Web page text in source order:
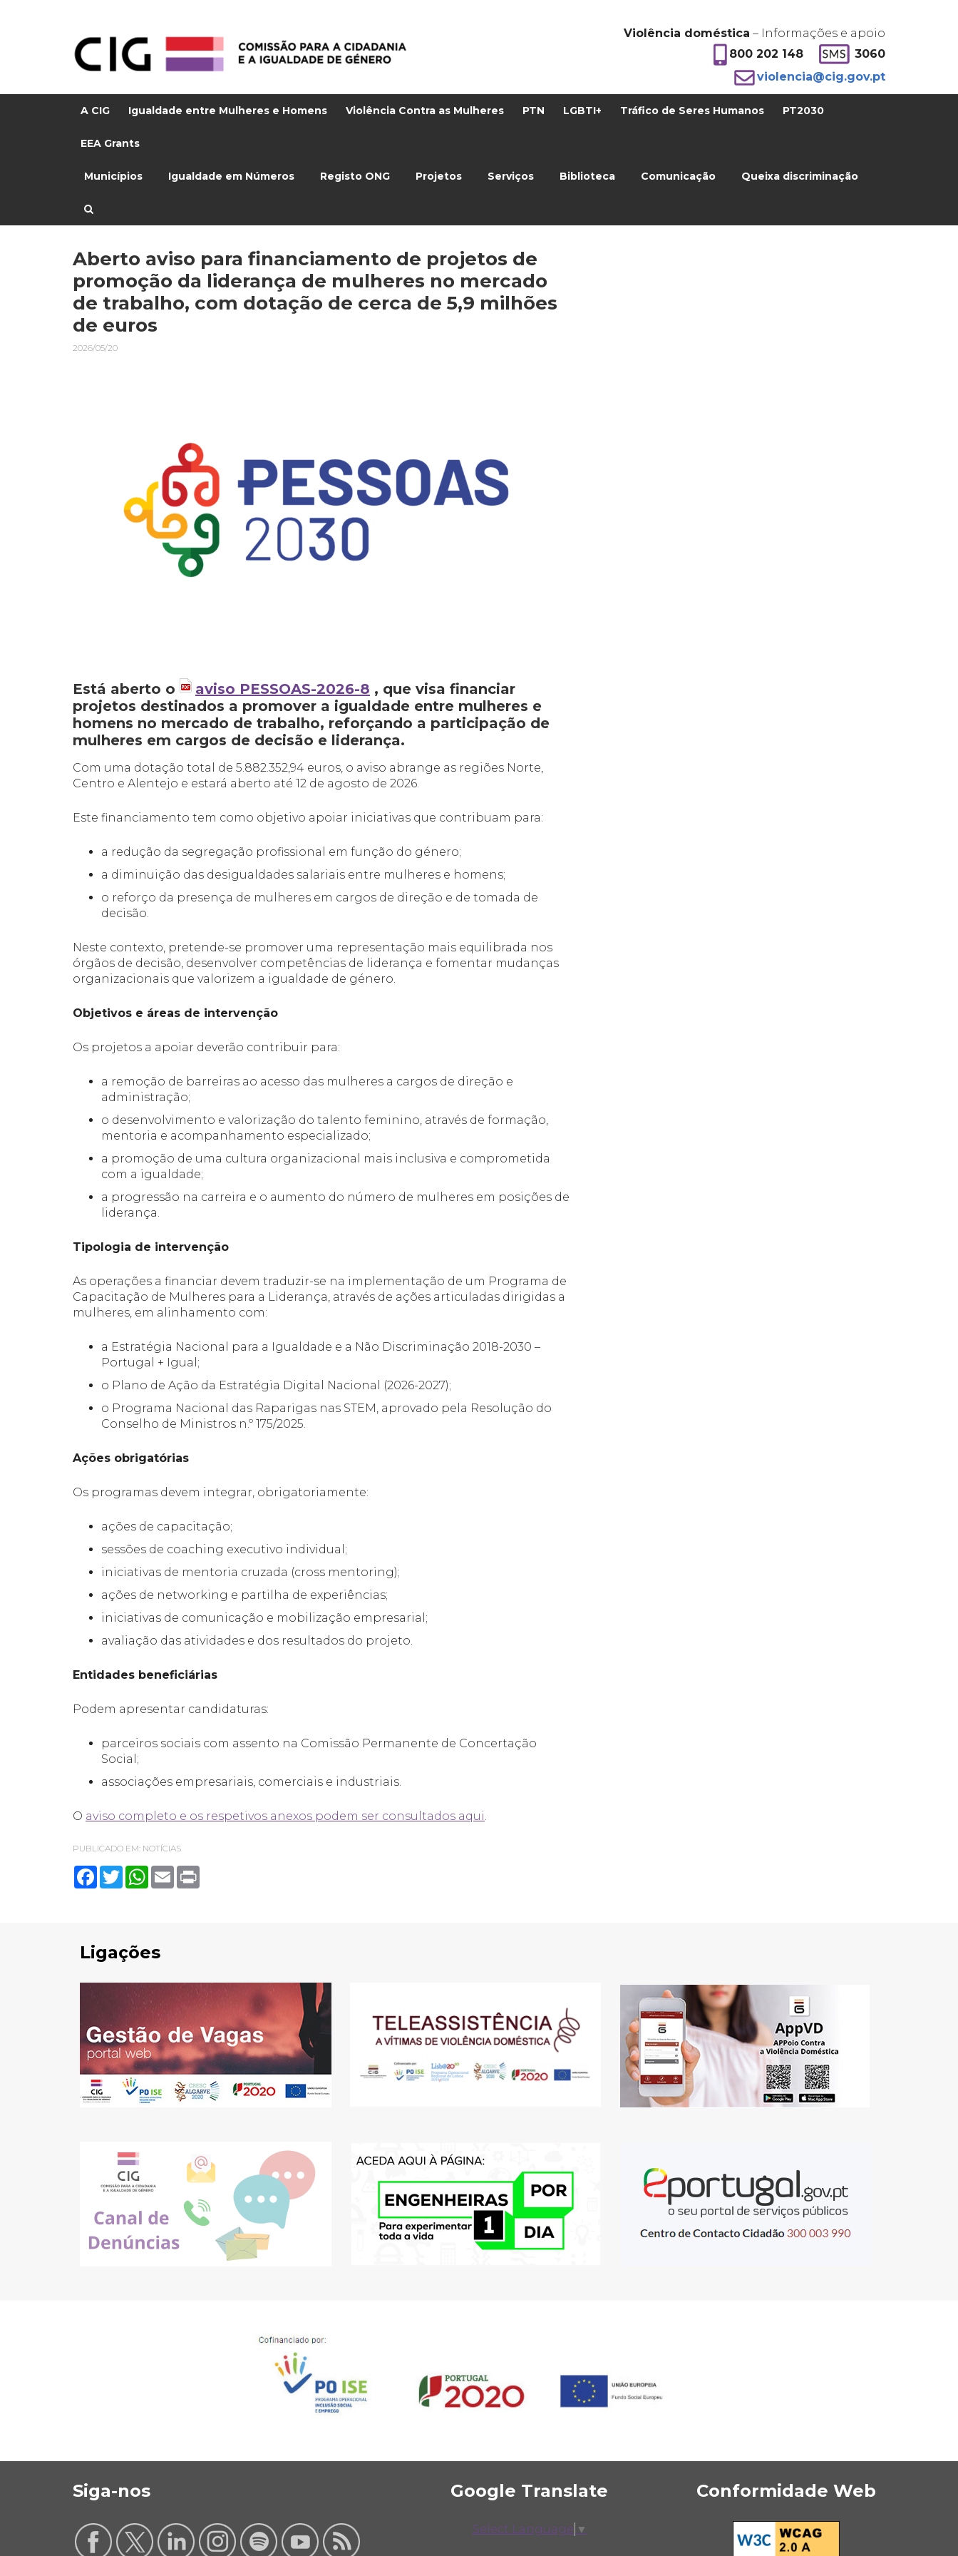
Violência doméstica – Informações e apoio
800 202 148
3060
violencia@cig.gov.pt
A CIG Igualdade entre Mulheres e Homens Violência Contra as Mulheres PTN LGBTI+ Tráfico de Seres Humanos PT2030
EEA Grants
Municípios Igualdade em Números Registo ONG Projetos Serviços Biblioteca Comunicação Queixa discriminação
Aberto aviso para financiamento de projetos de
promoção da liderança de mulheres no mercado
de trabalho, com dotação de cerca de 5,9 milhões
de euros
2026/05/20
Está aberto o aviso PESSOAS-2026-8 , que visa financiar
projetos destinados a promover a igualdade entre mulheres e
homens no mercado de trabalho, reforçando a participação de
mulheres em cargos de decisão e liderança.
Com uma dotação total de 5.882.352,94 euros, o aviso abrange as regiões Norte,
Centro e Alentejo e estará aberto até 12 de agosto de 2026.
Este financiamento tem como objetivo apoiar iniciativas que contribuam para:
a redução da segregação profissional em função do género;
a diminuição das desigualdades salariais entre mulheres e homens;
o reforço da presença de mulheres em cargos de direção e de tomada de
decisão.
Neste contexto, pretende-se promover uma representação mais equilibrada nos
órgãos de decisão, desenvolver competências de liderança e fomentar mudanças
organizacionais que valorizem a igualdade de género.
Objetivos e áreas de intervenção
Os projetos a apoiar deverão contribuir para:
a remoção de barreiras ao acesso das mulheres a cargos de direção e
administração;
o desenvolvimento e valorização do talento feminino, através de formação,
mentoria e acompanhamento especializado;
a promoção de uma cultura organizacional mais inclusiva e comprometida
com a igualdade;
a progressão na carreira e o aumento do número de mulheres em posições de
liderança.
Tipologia de intervenção
As operações a financiar devem traduzir-se na implementação de um Programa de
Capacitação de Mulheres para a Liderança, através de ações articuladas dirigidas a
mulheres, em alinhamento com:
a Estratégia Nacional para a Igualdade e a Não Discriminação 2018-2030 –
Portugal + Igual;
o Plano de Ação da Estratégia Digital Nacional (2026-2027);
o Programa Nacional das Raparigas nas STEM, aprovado pela Resolução do
Conselho de Ministros n.º 175/2025.
Ações obrigatórias
Os programas devem integrar, obrigatoriamente:
ações de capacitação;
sessões de coaching executivo individual;
iniciativas de mentoria cruzada (cross mentoring);
ações de networking e partilha de experiências;
iniciativas de comunicação e mobilização empresarial;
avaliação das atividades e dos resultados do projeto.
Entidades beneficiárias
Podem apresentar candidaturas:
parceiros sociais com assento na Comissão Permanente de Concertação
Social;
associações empresariais, comerciais e industriais.
O aviso completo e os respetivos anexos podem ser consultados aqui.
PUBLICADO EM: NOTÍCIAS
Facebook
TwitterWhatsApp
Email
Ligações
Siga-nos Google Translate
Select Language ▼
Conformidade Web
Pesquisar
site: